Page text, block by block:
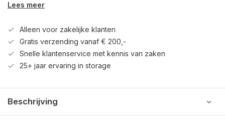
Lees meer
Alleen voor zakelijke klanten
Gratis verzending vanaf € 200,-
Snelle klantenservice met kennis van zaken
25+ jaar ervaring in storage
Beschrijving